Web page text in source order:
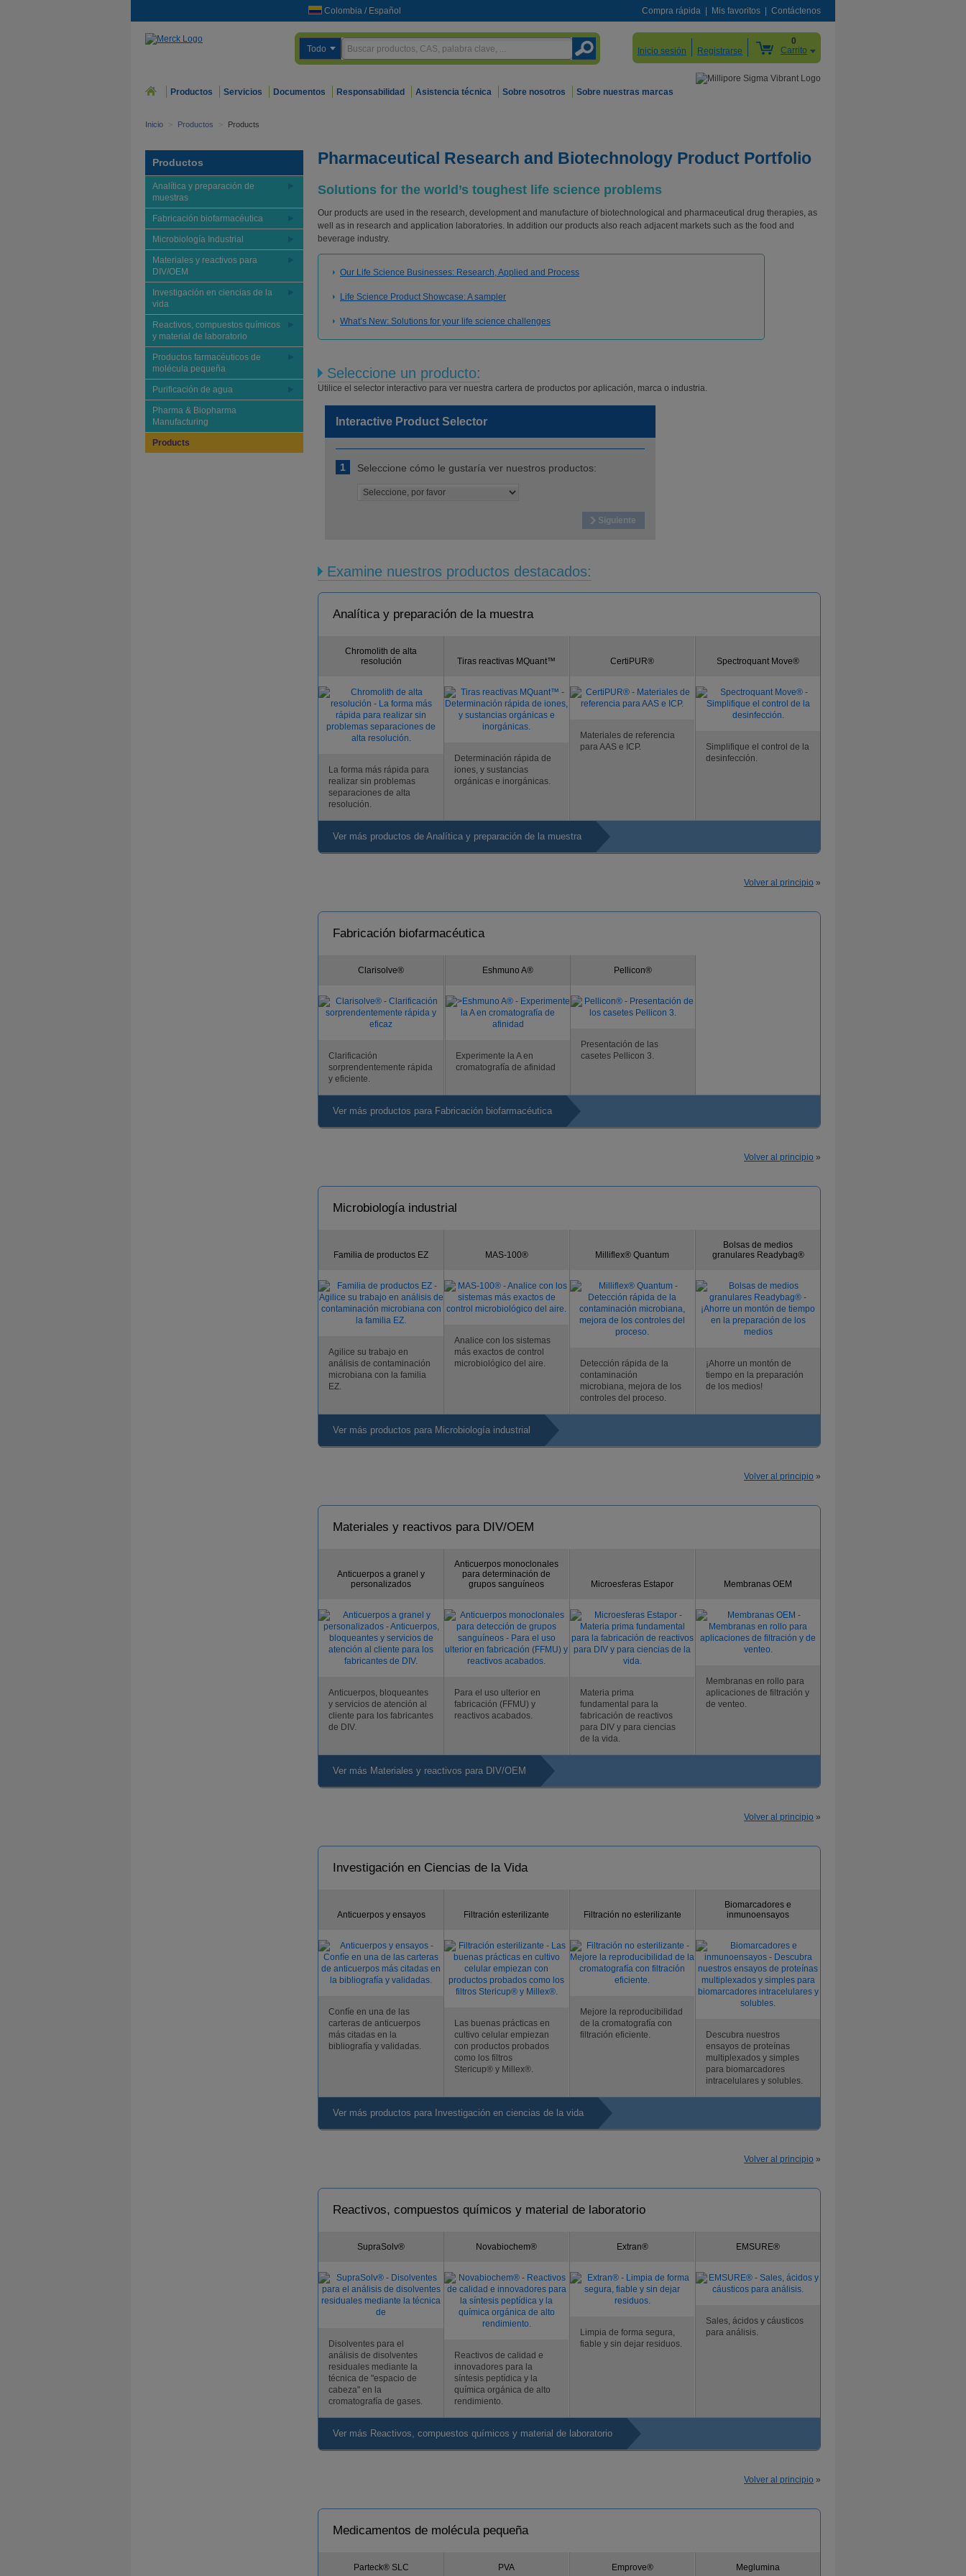
Colombia / Español Compra rápida Mis favoritos Contáctenos
Todo Inicio sesión Registrarse
0
Carrito
Productos Servicios Documentos Responsabilidad Asistencia técnica Sobre nosotros Sobre nuestras marcas
Inicio > Productos > Products
Productos
Analítica y preparación de
muestras
Fabricación biofarmacéutica
Microbiología Industrial
Materiales y reactivos para
DIV/OEM
Investigación en ciencias de la
vida
Reactivos, compuestos químicos
y material de laboratorio
Productos farmacéuticos de
molécula pequeña
Purificación de agua
Pharma & Biopharma
Manufacturing
Products
Pharmaceutical Research and Biotechnology Product Portfolio
Solutions for the world’s toughest life science problems
Our products are used in the research, development and manufacture of biotechnological and pharmaceutical drug therapies, as
well as in research and application laboratories. In addition our products also reach adjacent markets such as the food and
beverage industry.
Our Life Science Businesses: Research, Applied and Process
Life Science Product Showcase: A sampler
What’s New: Solutions for your life science challenges
Seleccione un producto:
Utilice el selector interactivo para ver nuestra cartera de productos por aplicación, marca o industria.
Interactive Product Selector
1 Seleccione cómo le gustaría ver nuestros productos:
Siguiente
Examine nuestros productos destacados:
Analítica y preparación de la muestra
Chromolith de alta
resolución
La forma más rápida para
realizar sin problemas
separaciones de alta
resolución.
Tiras reactivas MQuant™
Determinación rápida de
iones, y sustancias
orgánicas e inorgánicas.
CertiPUR®
Materiales de referencia
para AAS e ICP.
Spectroquant Move®
Simplifique el control de la
desinfección.
Ver más productos de Analítica y preparación de la muestra
Volver al principio »
Fabricación biofarmacéutica
Clarisolve®
Clarificación
sorprendentemente rápida
y eficiente.
Eshmuno A®
Experimente la A en
cromatografía de afinidad
Pellicon®
Presentación de las
casetes Pellicon 3.
Ver más productos para Fabricación biofarmacéutica
Volver al principio »
Microbiología industrial
Familia de productos EZ
Agilice su trabajo en
análisis de contaminación
microbiana con la familia
EZ.
MAS-100®
Analice con los sistemas
más exactos de control
microbiológico del aire.
Milliflex® Quantum
Detección rápida de la
contaminación
microbiana, mejora de los
controles del proceso.
Bolsas de medios
granulares Readybag®
¡Ahorre un montón de
tiempo en la preparación
de los medios!
Ver más productos para Microbiología industrial
Volver al principio »
Materiales y reactivos para DIV/OEM
Anticuerpos a granel y
personalizados
Anticuerpos, bloqueantes
y servicios de atención al
cliente para los fabricantes
de DIV.
Anticuerpos monoclonales
para determinación de
grupos sanguíneos
Para el uso ulterior en
fabricación (FFMU) y
reactivos acabados.
Microesferas Estapor
Materia prima
fundamental para la
fabricación de reactivos
para DIV y para ciencias
de la vida.
Membranas OEM
Membranas en rollo para
aplicaciones de filtración y
de venteo.
Ver más Materiales y reactivos para DIV/OEM
Volver al principio »
Investigación en Ciencias de la Vida
Anticuerpos y ensayos
Confíe en una de las
carteras de anticuerpos
más citadas en la
bibliografía y validadas.
Filtración esterilizante
Las buenas prácticas en
cultivo celular empiezan
con productos probados
como los filtros
Stericup® y Millex®.
Filtración no esterilizante
Mejore la reproducibilidad
de la cromatografía con
filtración eficiente.
Biomarcadores e
inmunoensayos
Descubra nuestros
ensayos de proteínas
multiplexados y simples
para biomarcadores
intracelulares y solubles.
Ver más productos para Investigación en ciencias de la vida
Volver al principio »
Reactivos, compuestos químicos y material de laboratorio
SupraSolv®
Disolventes para el
análisis de disolventes
residuales mediante la
técnica de "espacio de
cabeza" en la
cromatografía de gases.
Novabiochem®
Reactivos de calidad e
innovadores para la
síntesis peptídica y la
química orgánica de alto
rendimiento.
Extran®
Limpia de forma segura,
fiable y sin dejar residuos.
EMSURE®
Sales, ácidos y cáusticos
para análisis.
Ver más Reactivos, compuestos químicos y material de laboratorio
Volver al principio »
Medicamentos de molécula pequeña
Parteck® SLC PVA Emprove® Meglumina